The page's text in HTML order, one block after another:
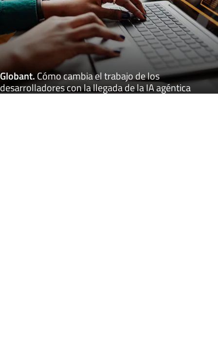
Globant.Cómo cambia el trabajo de los
desarrolladores con la llegada de la IA agéntica